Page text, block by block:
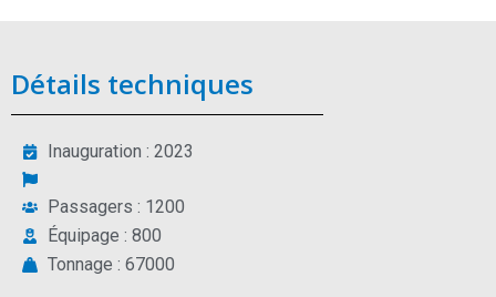
Détails techniques
Inauguration : 2023
Passagers : 1200
Équipage : 800
Tonnage : 67000